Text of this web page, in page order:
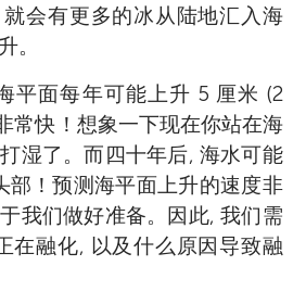
会有更多的冰从陆地汇入海
。
平面每年可能上升 5 厘米 (2
常快！想象一下现在你站在海
湿了。而四十年后, 海水可能
部！预测海平面上升的速度非
我们做好准备。因此, 我们需
在融化, 以及什么原因导致融